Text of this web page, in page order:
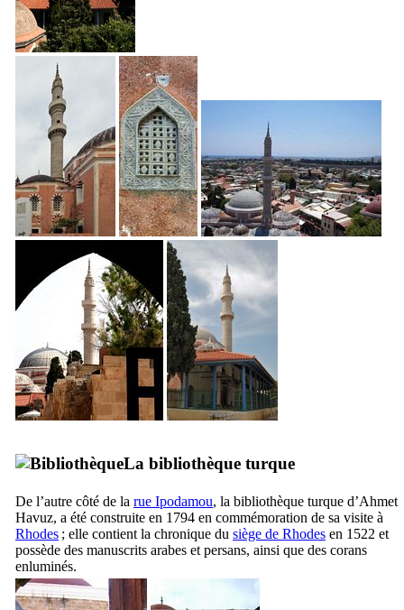
La bibliothèque turque
De l’autre côté de la rue Ipodamou, la bibliothèque turque d’Ahmet
Havuz, a été construite en 1794 en commémoration de sa visite à
Rhodes ; elle contient la chronique du siège de Rhodes en 1522 et
possède des manuscrits arabes et persans, ainsi que des corans
enluminés.